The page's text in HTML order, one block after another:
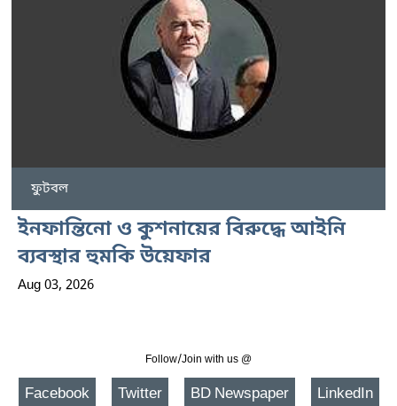
ফুটবল
ইনফান্তিনো ও কুশনায়ের বিরুদ্ধে আইনি
ব্যবস্থার হুমকি উয়েফার
Aug 03, 2026
Follow/Join with us @
Facebook Twitter BD Newspaper LinkedIn